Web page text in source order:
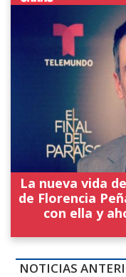
La nueva vida
de Florencia
con ella y
NOTICIAS